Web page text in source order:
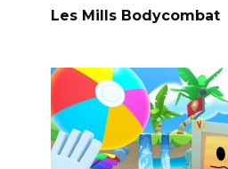
Les Mills Bodycombat